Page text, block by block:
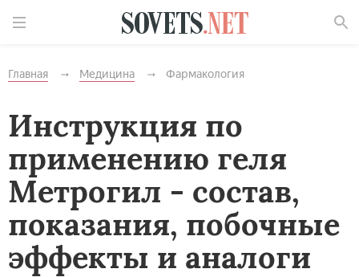
Главная Медицина Фармакология
Инструкция по
применению геля
Метрогил - состав,
показания, побочные
эффекты и аналоги